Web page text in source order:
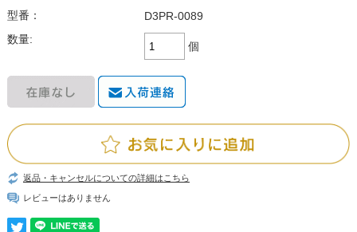
型番：
D3PR-0089
数量:
個
返品・キャンセルについての詳細はこちら
レビューはありません